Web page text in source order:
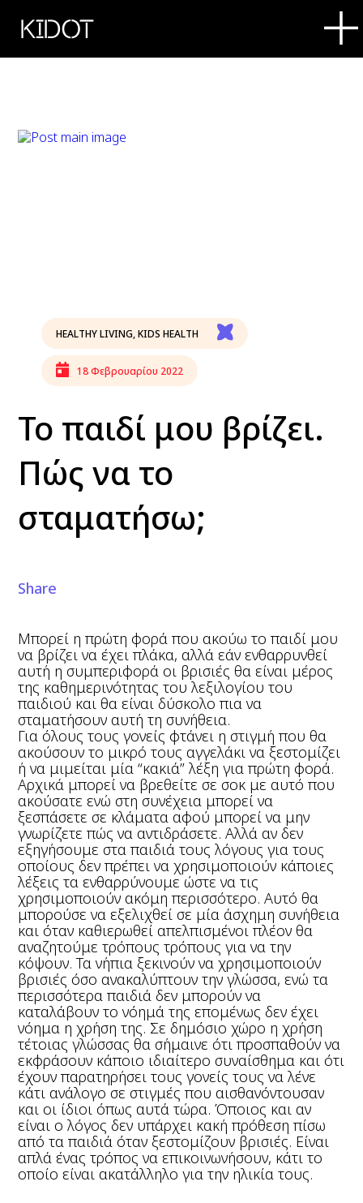
KIDOT
HEALTHY LIVING,KIDS HEALTH
18 Φεβρουαρίου 2022
Το παιδί μου βρίζει.
Πώς να το
σταματήσω;
Share
Μπορεί η πρώτη φορά που ακούω το παιδί μου
να βρίζει να έχει πλάκα, αλλά εάν ενθαρρυνθεί
αυτή η συμπεριφορά οι βρισιές θα είναι μέρος
της καθημερινότητας του λεξιλογίου του
παιδιού και θα είναι δύσκολο πια να
σταματήσουν αυτή τη συνήθεια.
Για όλους τους γονείς φτάνει η στιγμή που θα
ακούσουν το μικρό τους αγγελάκι να ξεστομίζει
ή να μιμείται μία “κακιά” λέξη για πρώτη φορά.
Αρχικά μπορεί να βρεθείτε σε σοκ με αυτό που
ακούσατε ενώ στη συνέχεια μπορεί να
ξεσπάσετε σε κλάματα αφού μπορεί να μην
γνωρίζετε πώς να αντιδράσετε. Αλλά αν δεν
εξηγήσουμε στα παιδιά τους λόγους για τους
οποίους δεν πρέπει να χρησιμοποιούν κάποιες
λέξεις τα ενθαρρύνουμε ώστε να τις
χρησιμοποιούν ακόμη περισσότερο. Αυτό θα
μπορούσε να εξελιχθεί σε μία άσχημη συνήθεια
και όταν καθιερωθεί απελπισμένοι πλέον θα
αναζητούμε τρόπους τρόπους για να την
κόψουν. Τα νήπια ξεκινούν να χρησιμοποιούν
βρισιές όσο ανακαλύπτουν την γλώσσα, ενώ τα
περισσότερα παιδιά δεν μπορούν να
καταλάβουν το νόημά της επομένως δεν έχει
νόημα η χρήση της. Σε δημόσιο χώρο η χρήση
τέτοιας γλώσσας θα σήμαινε ότι προσπαθούν να
εκφράσουν κάποιο ιδιαίτερο συναίσθημα και ότι
έχουν παρατηρήσει τους γονείς τους να λένε
κάτι ανάλογο σε στιγμές που αισθανόντουσαν
και οι ίδιοι όπως αυτά τώρα. Όποιος και αν
είναι ο λόγος δεν υπάρχει κακή πρόθεση πίσω
από τα παιδιά όταν ξεστομίζουν βρισιές. Είναι
απλά ένας τρόπος να επικοινωνήσουν, κάτι το
οποίο είναι ακατάλληλο για την ηλικία τους.